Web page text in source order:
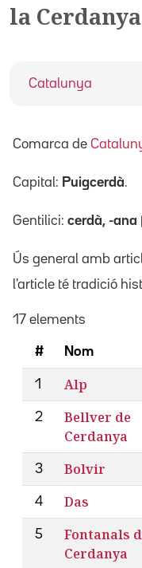
la Cerdanya
Catalunya
Comarca de
Capital: Puigcerdà.
Gentilici: cerdà, -ana
Ús general amb
l'article té tradició
17 elements
# Nom
1 Alp
2
Bellver de
Cerdanya
3 Bolvir
4 Das
5
Fontanals
Cerdanya